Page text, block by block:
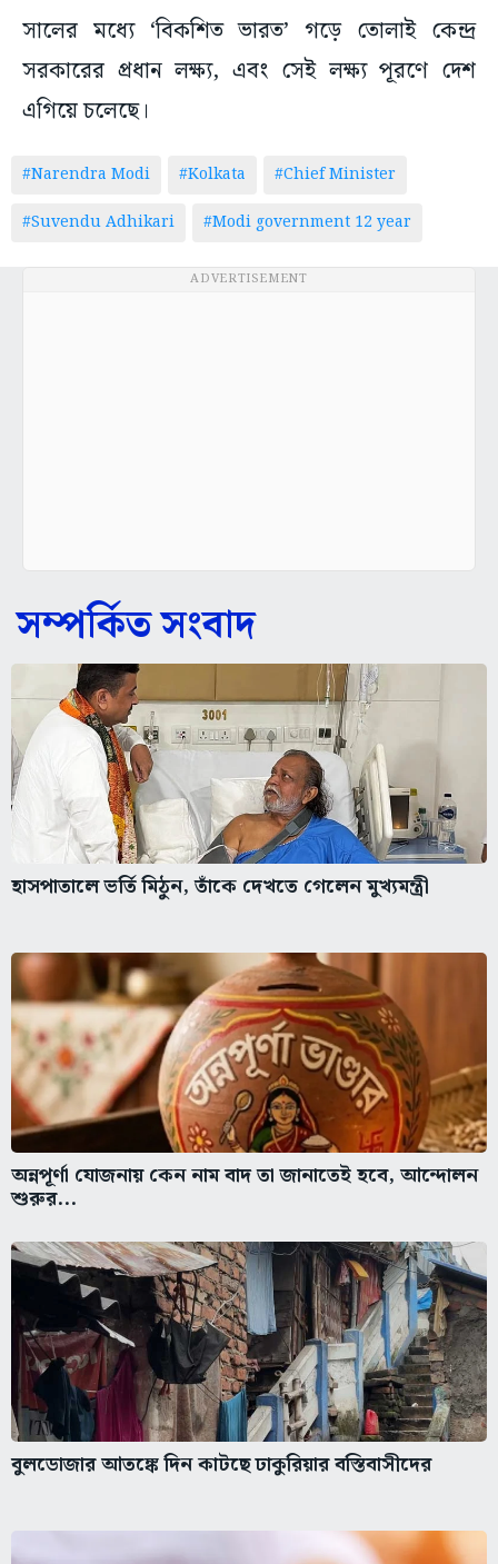
সালের মধ্যে ‘বিকশিত ভারত’ গড়ে তোলাই কেন্দ্র
সরকারের প্রধান লক্ষ্য, এবং সেই লক্ষ্য পূরণে দেশ
এগিয়ে চলেছে।
#Narendra Modi #Kolkata
#Chief Minister
#Suvendu Adhikari
#Modi government 12 year
ADVERTISEMENT
সম্পর্কিত সংবাদ
হাসপাতালে ভর্তি মিঠুন, তাঁকে দেখতে গেলেন মুখ্যমন্ত্রী
অন্নপূর্ণা যোজনায় কেন নাম বাদ তা জানাতেই হবে, আন্দোলন
শুরুর...
বুলডোজার আতঙ্কে দিন কাটছে ঢাকুরিয়ার বস্তিবাসীদের